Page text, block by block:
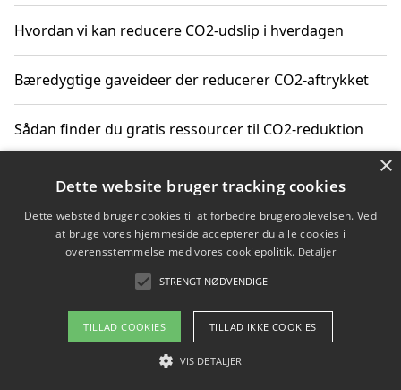
Hvordan vi kan reducere CO2-udslip i hverdagen
Bæredygtige gaveideer der reducerer CO2-aftrykket
Sådan finder du gratis ressourcer til CO2-reduktion
Hvordan gadgets til hjemmet kan reducere CO2-udslip
Copyright 2026 - Pilanto Aps
Om / kontakt
Blog Betingelser
×
Dette website bruger tracking cookies
Dette websted bruger cookies til at forbedre brugeroplevelsen. Ved
at bruge vores hjemmeside accepterer du alle cookies i
overensstemmelse med vores cookiepolitik. Detaljer
STRENGT NØDVENDIGE
TILLAD COOKIES TILLAD IKKE COOKIES
VIS DETALJER